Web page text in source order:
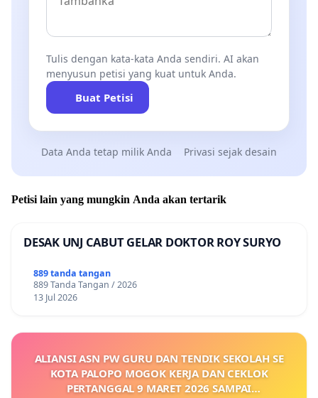
Tulis dengan kata-kata Anda sendiri. AI akan
menyusun petisi yang kuat untuk Anda.
Buat Petisi
Data Anda tetap milik Anda Privasi sejak desain
Petisi lain yang mungkin Anda akan tertarik
DESAK UNJ CABUT GELAR DOKTOR ROY SURYO
889 tanda tangan
889 Tanda Tangan / 2026
13 Jul 2026
ALIANSI ASN PW GURU DAN TENDIK SEKOLAH SE
KOTA PALOPO MOGOK KERJA DAN CEKLOK
PERTANGGAL 9 MARET 2026 SAMPAI